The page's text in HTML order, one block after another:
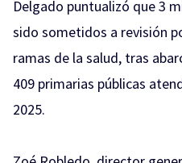
Delgado puntualizó que 3
sido sometidos a revisión
ramas de la salud, tras
409 primarias públicas
2025.